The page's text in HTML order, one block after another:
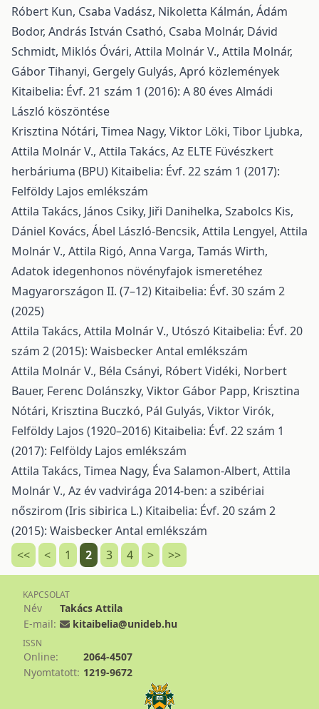
Róbert Kun, Csaba Vadász, Nikoletta Kálmán, Ádám
Bodor, András István Csathó, Csaba Molnár, Dávid
Schmidt, Miklós Óvári, Attila Molnár V., Attila Molnár,
Gábor Tihanyi, Gergely Gulyás, Apró közlemények
Kitaibelia: Évf. 21 szám 1 (2016): A 80 éves Almádi
László köszöntése
Krisztina Nótári, Timea Nagy, Viktor Löki, Tibor Ljubka,
Attila Molnár V., Attila Takács, Az ELTE Füvészkert
herbáriuma (BPU) Kitaibelia: Évf. 22 szám 1 (2017):
Felföldy Lajos emlékszám
Attila Takács, János Csiky, Jiři Danihelka, Szabolcs Kis,
Dániel Kovács, Ábel László-Bencsik, Attila Lengyel, Attila
Molnár V., Attila Rigó, Anna Varga, Tamás Wirth,
Adatok idegenhonos növényfajok ismeretéhez
Magyarországon II. (7–12) Kitaibelia: Évf. 30 szám 2
(2025)
Attila Takács, Attila Molnár V., Utószó Kitaibelia: Évf. 20
szám 2 (2015): Waisbecker Antal emlékszám
Attila Molnár V., Béla Csányi, Róbert Vidéki, Norbert
Bauer, Ferenc Dolánszky, Viktor Gábor Papp, Krisztina
Nótári, Krisztina Buczkó, Pál Gulyás, Viktor Virók,
Felföldy Lajos (1920–2016) Kitaibelia: Évf. 22 szám 1
(2017): Felföldy Lajos emlékszám
Attila Takács, Timea Nagy, Éva Salamon-Albert, Attila
Molnár V., Az év vadvirága 2014-ben: a szibériai
nőszirom (Iris sibirica L.) Kitaibelia: Évf. 20 szám 2
(2015): Waisbecker Antal emlékszám
<<
< 1 2 3 4 > >>
KAPCSOLAT
Név
Takács Attila
E-mail:
kitaibelia@unideb.hu
ISSN
Online:
2064-4507
Nyomtatott: 1219-9672